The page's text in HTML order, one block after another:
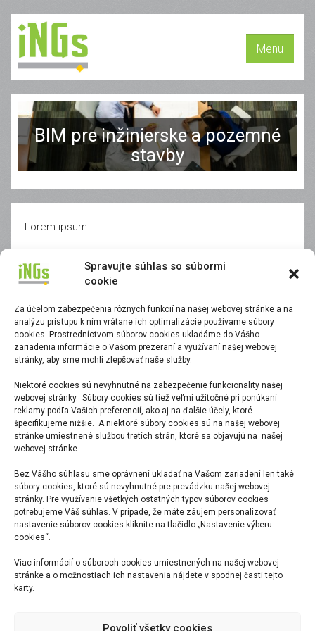
Spravujte súhlas so súbormi
cookie
Za účelom zabezpečenia rôznych funkcií na našej webovej stránke a na
analýzu prístupu k ním vrátane ich optimalizácie používame súbory
cookies. Prostredníctvom súborov cookies ukladáme do Vášho
zariadenia informácie o Vašom prezeraní a využívaní našej webovej
stránky, aby sme mohli zlepšovať naše služby.
Niektoré cookies sú nevyhnutné na zabezpečenie funkcionality našej
webovej stránky. Súbory cookies sú tiež veľmi užitočné pri ponúkaní
reklamy podľa Vašich preferencií, ako aj na ďalšie účely, ktoré
špecifikujeme nižšie. A niektoré súbory cookies sú na našej webovej
stránke umiestnené službou tretích strán, ktoré sa objavujú na našej
webovej stránke.
Bez Vášho súhlasu sme oprávnení ukladať na Vašom zariadení len také
súbory cookies, ktoré sú nevyhnutné pre prevádzku našej webovej
stránky. Pre využívanie všetkých ostatných typov súborov cookies
potrebujeme Váš súhlas. V prípade, že máte záujem personalizovať
nastavenie súborov cookies kliknite na tlačidlo „Nastavenie výberu
cookies“.
Viac informácií o súboroch cookies umiestnených na našej webovej
stránke a o možnostiach ich nastavenia nájdete v spodnej časti tejto
karty.
Povoliť všetky cookies
Menu
BIM pre inžinierske a pozemné
stavby
Lorem ipsum…
OPENBUILDINGS DESIGNER
Lorem ipsum…čítaj viac
Lorem ipsum…čítaj viac
OPENRAIL DESIGNER
Lorem ipsum…
PROJECTWISE
Lorem ipsum…čítaj viac
NAVIGATOR
Lorem ipsum…čítaj viac